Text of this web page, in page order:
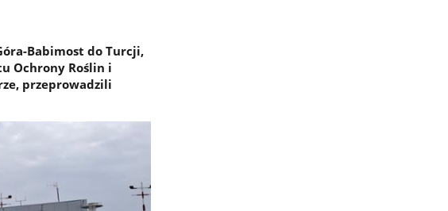
Babimost do Turcji,
Ochrony Roślin i
przeprowadzili